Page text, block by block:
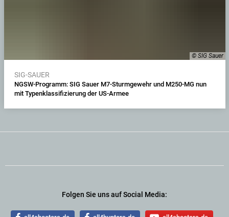
© SIG Sauer
SIG-SAUER
NGSW-Programm: SIG Sauer M7-Sturmgewehr und M250-MG nun
mit Typenklassifizierung der US-Armee
Folgen Sie uns auf Social Media: